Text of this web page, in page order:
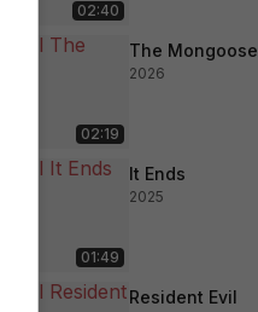
02:40
02:19
The Mongoose
2026
01:49
It Ends
2025
Resident Evil